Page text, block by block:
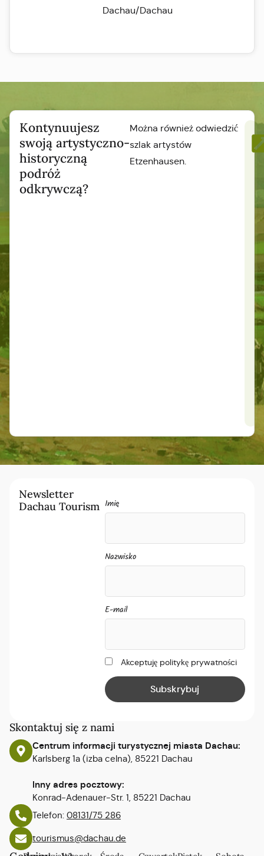
Dachau/Dachau
Kontynuujesz
swoją artystyczno-
historyczną
podróż
odkrywczą?
Można również odwiedzić
szlak artystów
Etzenhausen.
Skontaktuj się z nami
Centrum informacji turystycznej miasta Dachau:
Karlsberg 1a (izba celna), 85221 Dachau
Inny adres pocztowy:
Konrad-Adenauer-Str. 1, 85221 Dachau
Telefon: 08131/75 286
tourismus@dachau.de
Newsletter
Dachau Tourism Imię
Nazwisko
E-mail
Akceptuję politykę prywatności